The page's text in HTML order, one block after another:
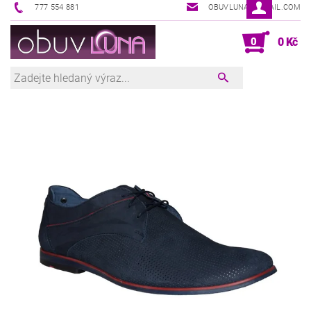
777 554 881 OBUVLUNA@GMAIL.COM
0 0 Kč